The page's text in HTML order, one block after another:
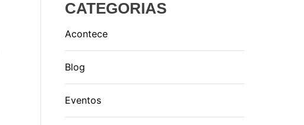
CATEGORIAS
Acontece
Blog
Eventos